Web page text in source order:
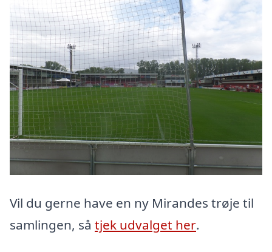
Vil du gerne have en ny Mirandes trøje til
samlingen, så tjek udvalget her.